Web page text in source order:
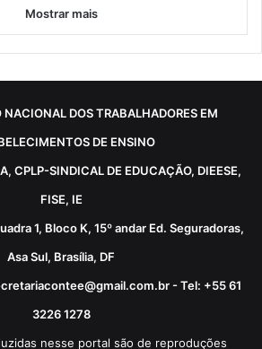
Mostrar mais
NACIONAL DOS TRABALHADORES EM
DE ENSINO
CPLP-SINDICAL DE EDUCAÇÃO, DIEESE,
FISE, IE
1, Bloco K, 15º andar Ed. Seguradoras,
Asa Sul, Brasília, DF
- Tel: +55 61
3226 1278
nesse portal são de reproduções